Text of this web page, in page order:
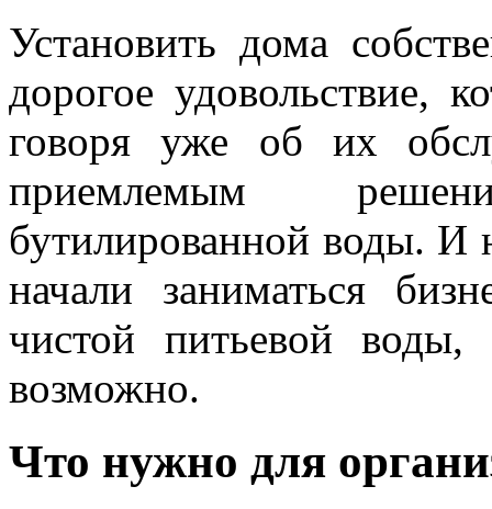
Установить дома
дорогое удовольствие,
говоря уже об их
приемлемым
бутилированной воды. И
начали заниматься
чистой питьевой
возможно.
Что нужно для